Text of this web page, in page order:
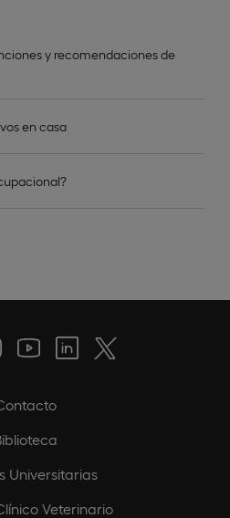
y recomendaciones de
en casa
Universitarias
Veterinario